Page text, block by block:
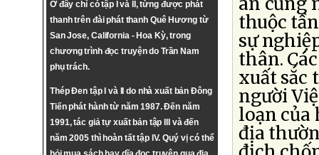
Ở đây chỉ có tập I và II, từng được phát
thanh trên đài phát thanh Quê Hương từ
San Jose, California - Hoa Kỳ, trong
chương trình đọc truyện do Trần Nam
phụ trách.
Thép Đen tập I và II do nhà xuất bản Đông
Tiến phát hành từ năm 1987. Đến năm
1991, tác giả tự xuất bản tập III và đến
năm 2005 thì hoàn tất tập IV. Quý vị có thể
thuộc
sự
thân.
xuất sắc
người
loạn của
địa